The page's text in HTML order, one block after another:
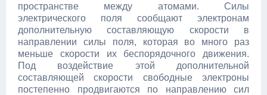
пространстве между атомами. Силы
электрического поля сообщают электронам
дополнительную составляющую скорости в
направлении силы поля, которая во много раз
меньше скорости их беспорядочного движения.
Под воздействие этой дополнительной
составляющей скорости свободные электроны
постепенно продвигаются по направлению сил